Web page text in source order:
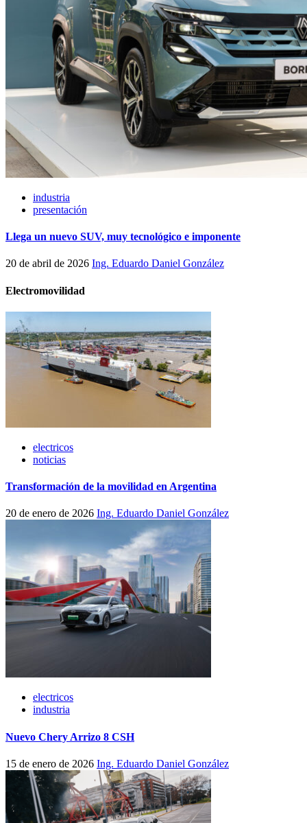
industria
presentación
Llega un nuevo SUV, muy tecnológico e imponente
20 de abril de 2026 Ing. Eduardo Daniel González
Electromovilidad
electricos
noticias
Transformación de la movilidad en Argentina
20 de enero de 2026 Ing. Eduardo Daniel González
electricos
industria
Nuevo Chery Arrizo 8 CSH
15 de enero de 2026 Ing. Eduardo Daniel González